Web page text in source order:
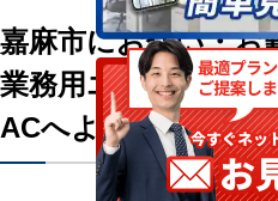
嘉麻市にお住い・お
業務用エアコン専
ACへようこそ